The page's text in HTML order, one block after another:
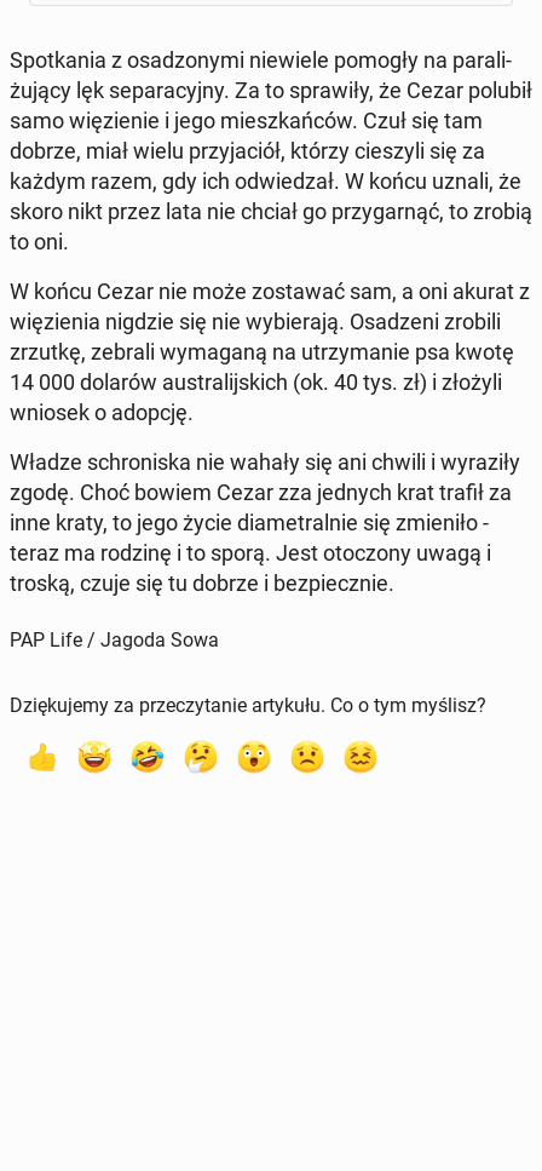
Spo­tka­nia z osa­dzo­ny­mi nie­wie­le pomogły na pa­ra­li­
żu­ją­cy lęk se­pa­ra­cyj­ny. Za to spra­wi­ły, że Cezar polubił
samo wię­zie­nie i jego miesz­kań­ców. Czuł się tam
dobrze, miał wielu przy­ja­ciół, którzy cie­szy­li się za
każdym razem, gdy ich od­wie­dzał. W końcu uznali, że
skoro nikt przez lata nie chciał go przy­gar­nąć, to zrobią
to oni.
W końcu Cezar nie może zo­sta­wać sam, a oni akurat z
wię­zie­nia nigdzie się nie wy­bie­ra­ją. Osa­dze­ni zrobili
zrzutkę, zebrali wy­ma­ga­ną na utrzy­ma­nie psa kwotę
14 000 dolarów au­stra­lij­skich (ok. 40 tys. zł) i złożyli
wniosek o adopcję.
Władze schro­ni­ska nie wahały się ani chwili i wy­ra­zi­ły
zgodę. Choć bowiem Cezar zza jednych krat trafił za
inne kraty, to jego życie dia­me­tral­nie się zmie­ni­ło -
teraz ma rodzinę i to sporą. Jest oto­czo­ny uwagą i
troską, czuje się tu dobrze i bez­piecz­nie.
PAP Life / Jagoda Sowa
Dziękujemy za przeczytanie artykułu. Co o tym myślisz?